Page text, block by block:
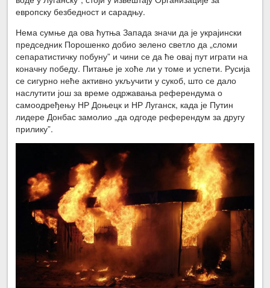
европску безбедност и сарадњу.
Нема сумње да ова ћутња Запада значи да је украјински
председник Порошенко добио зелено светло да „сломи
сепаратистичку побуну” и чини се да ће овај пут играти на
коначну победу. Питање је хоће ли у томе и успети. Русија
се сигурно неће активно укључити у сукоб, што се дало
наслутити још за време одржавања референдума о
самоодређењу НР Доњецк и НР Луганск, када је Путин
лидере Донбас замолио „да одгоде референдум за другу
прилику”.